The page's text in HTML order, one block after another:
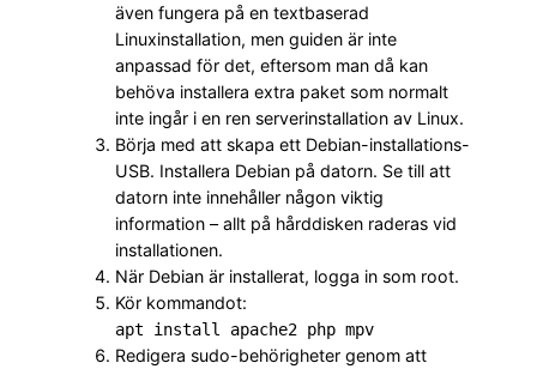
även fungera på en textbaserad
Linuxinstallation, men guiden är inte
anpassad för det, eftersom man då kan
behöva installera extra paket som normalt
inte ingår i en ren serverinstallation av Linux.
Börja med att skapa ett Debian-installations-
USB. Installera Debian på datorn. Se till att
datorn inte innehåller någon viktig
information – allt på hårddisken raderas vid
installationen.
När Debian är installerat, logga in som root.
Kör kommandot:
apt install apache2 php mpv
Redigera sudo-behörigheter genom att